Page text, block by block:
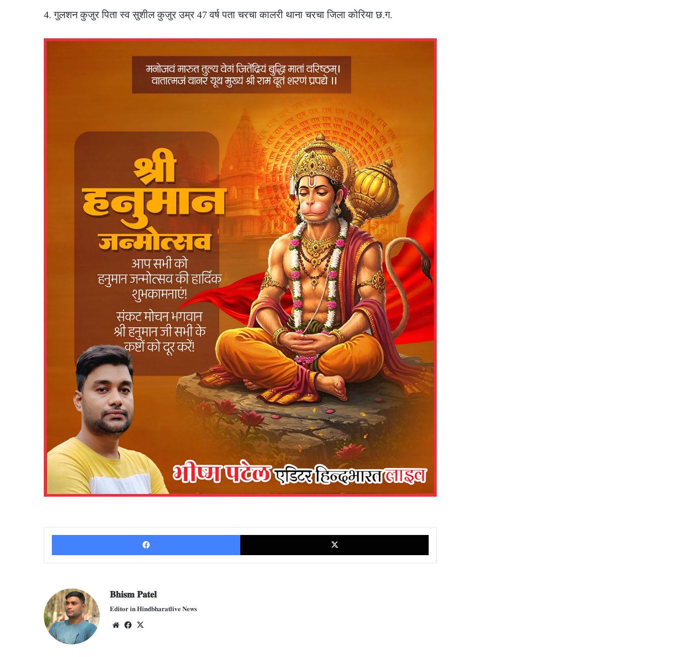
4. गुलशन कुजुर पिता स्व सुशील कुजुर उम्र 47 वर्ष पता चरचा कालरी थाना चरचा जिला कोरिया छ.ग.
Facebook
𝐁𝐡𝐢𝐬𝐦 𝐏𝐚𝐭𝐞𝐥
𝐄𝐝𝐢𝐭𝐨𝐫 𝐢𝐧 𝐇𝐢𝐧𝐝𝐛𝐡𝐚𝐫𝐚𝐭𝐥𝐢𝐯𝐞 𝐍𝐞𝐰𝐬
We
Fac